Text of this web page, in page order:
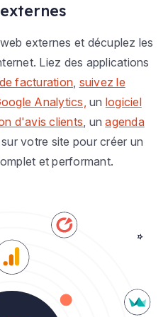
externes et décuplez les
Liez des applications
facturation, suivez le
Analytics, un logiciel
d'avis clients, unagenda
votre site pour créer un
et performant.